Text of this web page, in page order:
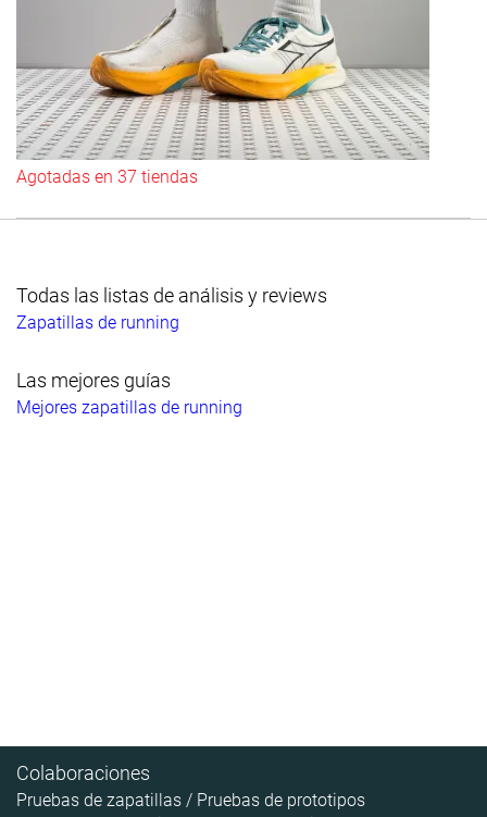
Agotadas en 37 tiendas
Todas las listas de análisis y reviews
Zapatillas de running
Las mejores guías
Mejores zapatillas de running
Colaboraciones
Pruebas de zapatillas / Pruebas de prototipos